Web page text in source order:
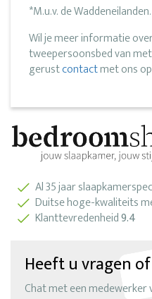
*M.u.v. de Waddeneilanden.
Wil je meer informatie
tweepersoonsbed van
gerustcontactmet ons
Al 35 jaar
Duitse hoge-kwaliteits
Klanttevredenheid9.4
Heeft u vragen
Chat met een medewerker